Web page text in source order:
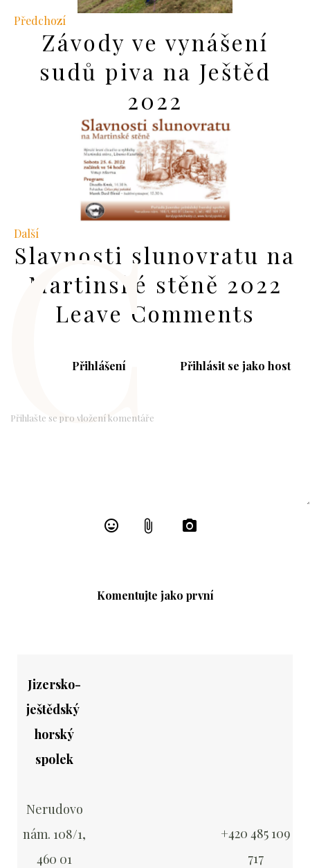
Předchozí
Závody ve vynášení
sudů piva na Ještěd
2022
Další
Slavnosti slunovratu na
Martinské stěně 2022
Leave Comments
C
Přihlášení Přihlásit se jako host
Komentujte jako první
Jizersko-
ještědský
horský
spolek
Nerudovo
nám. 108/1,
460 01
+420 485 109
717